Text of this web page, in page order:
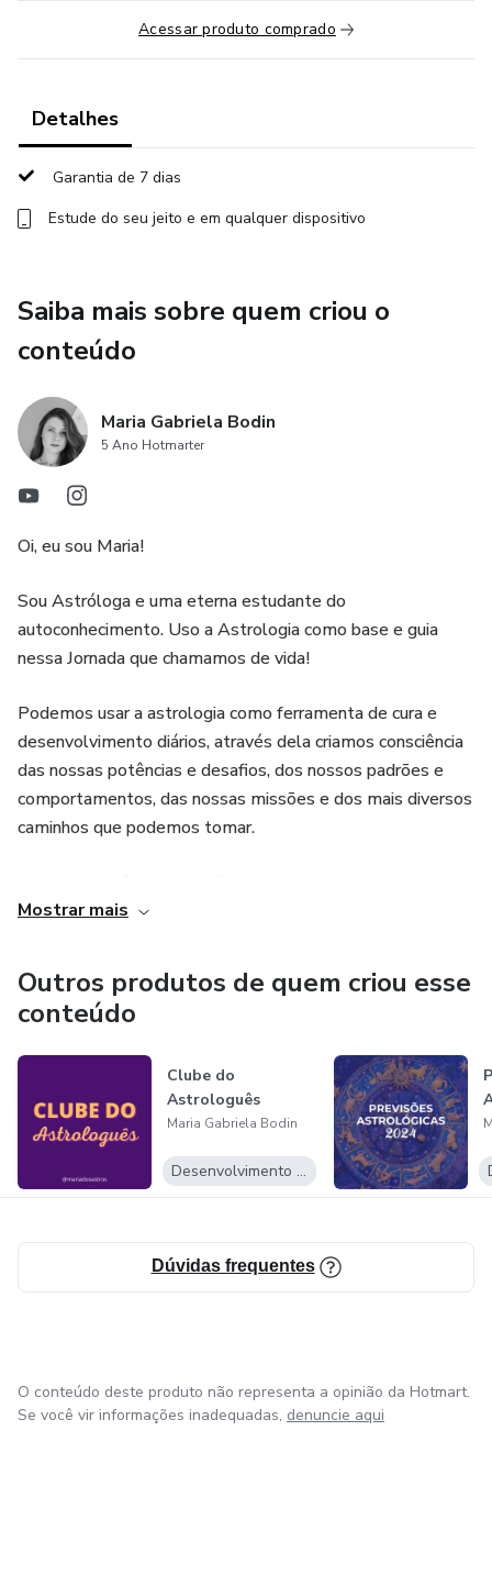
Acessar produto comprado
Detalhes
Garantia de 7 dias
Estude do seu jeito e em qualquer dispositivo
Saiba mais sobre quem criou o
conteúdo
Maria Gabriela Bodin
5 Ano Hotmarter
Oi, eu sou Maria!
Sou Astróloga e uma eterna estudante do
autoconhecimento. Uso a Astrologia como base e guia
nessa Jornada que chamamos de vida!
Podemos usar a astrologia como ferramenta de cura e
desenvolvimento diários, através dela criamos consciência
das nossas potências e desafios, dos nossos padrões e
comportamentos, das nossas missões e dos mais diversos
caminhos que podemos tomar.
estava confusa e meio sem rumo. Por isso, minha missão é
possíveis a encontrar seus caminhos ♥
Mostrar mais
Outros produtos de quem criou esse
conteúdo
Clube do
Astrologuês
Maria Gabriela Bodin
Desenvolvimento Pessoal
Dúvidas frequentes
O conteúdo deste produto não representa a opinião da Hotmart.
Se você vir informações inadequadas, denuncie aqui